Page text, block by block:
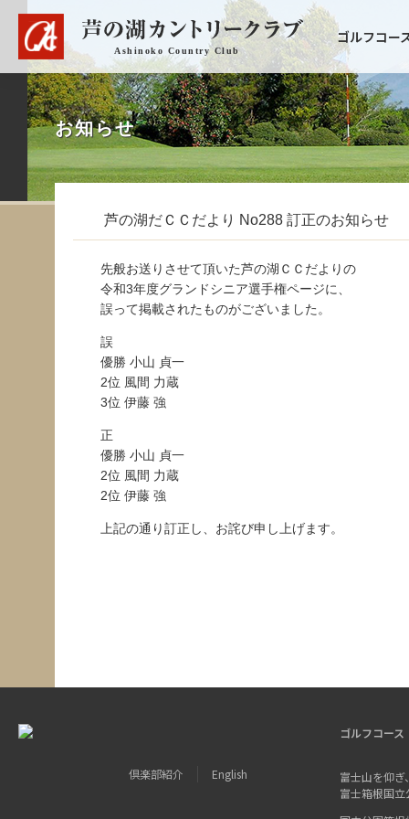
ゴルフコー
お知らせ
芦の湖だＣＣだより No288 訂正のお知らせ
先般お送りさせて頂いた芦の湖ＣＣだよりの
令和3年度グランドシニア選手権ページに、
誤って掲載されたものがございました。
誤
優勝 小山 貞一
2位 風間 力蔵
3位 伊藤 強
正
優勝 小山 貞一
2位 風間 力蔵
2位 伊藤 強
上記の通り訂正し、お詫び申し上げます。
倶楽部紹介 English
ゴルフコース
富士山を仰
富士箱根国